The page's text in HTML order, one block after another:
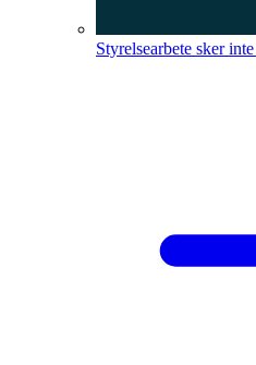
Styrelsearbete sker